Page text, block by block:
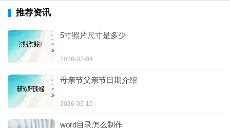
推荐资讯
5寸照片尺寸是多少
2026-02-04
母亲节父亲节日期介绍
2026-05-10
word目录怎么制作